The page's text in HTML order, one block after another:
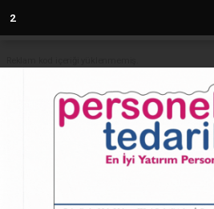
2
Anasayfa
Sıla bu akşam
12.09.2024 - 15:24, Güncelleme:
5199+ kez